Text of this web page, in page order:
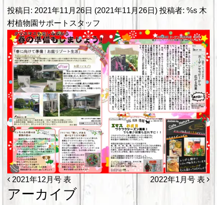
投稿日: 2021年11月26日 (2021年11月26日) 投稿者: %s 木
村植物園サポートスタッフ
投稿ナビゲーション
2021年12月号 表 2022年1月号 表
アーカイブ